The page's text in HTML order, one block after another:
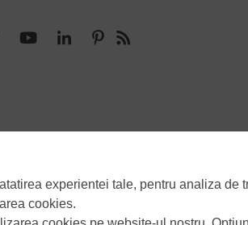
experientei tale, pentru analiza
cookies.